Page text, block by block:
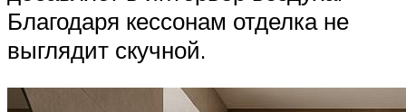
Благодаря кессонам отделка не
выглядит скучной.